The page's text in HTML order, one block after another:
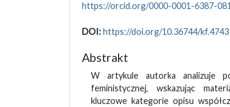
https://orcid.org/0000-0001-6387-
DOI:https://doi.org/10.36744/kf.4743
Abstrakt
W artykule autorka analizuje
feministycznej, wskazując
kluczowe kategorie opisu